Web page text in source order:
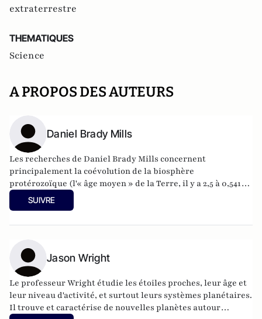
extraterrestre
THEMATIQUES
Science
A PROPOS DES AUTEURS
Daniel Brady Mills
Les recherches de Daniel Brady Mills concernent
principalement la coévolution de la biosphère
protérozoïque (l'« âge moyen » de la Terre, il y a 2,5 à 0,541
milliards d'années) et de la vie eucaryote - un sujet qu'il
aborde en étudiant les organismes et les environnements
SUIVRE
Jason Wright
Le professeur Wright étudie les étoiles proches, leur âge et
leur niveau d'activité, et surtout leurs systèmes planétaires.
Il trouve et caractérise de nouvelles planètes autour